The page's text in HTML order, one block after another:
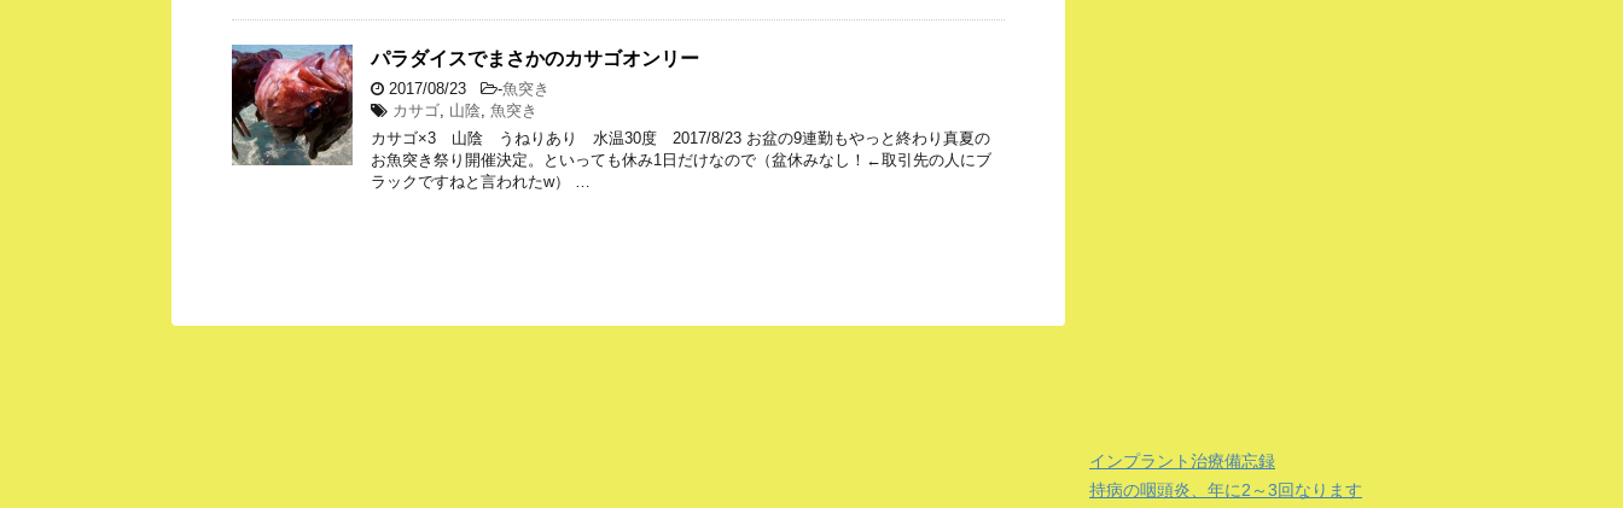
パラダイスでまさかのカサゴオンリー
2017/08/23 -魚突き
カサゴ, 山陰, 魚突き
カサゴ×3 山陰 うねりあり 水温30度 2017/8/23 お盆の9連勤もやっと終わり真夏の
お魚突き祭り開催決定。といっても休み1日だけなので（盆休みなし！←取引先の人にブ
ラックですねと言われたw） …
インプラント治療備忘録
持病の咽頭炎、年に2～3回なります